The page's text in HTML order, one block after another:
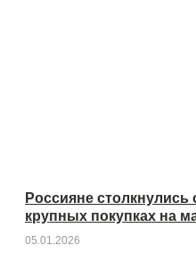
Россияне
крупных покупках на
05.01.2026